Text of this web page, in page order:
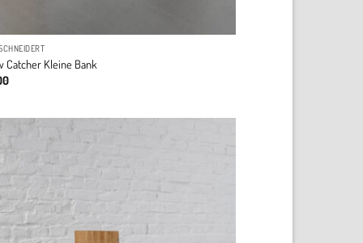
Catcher Kleine Bank